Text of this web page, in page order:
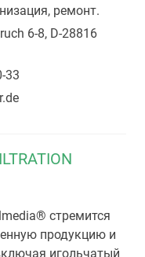
ремонт.
6-8, D-28816
33
стремится
продукцию и
игольчатый